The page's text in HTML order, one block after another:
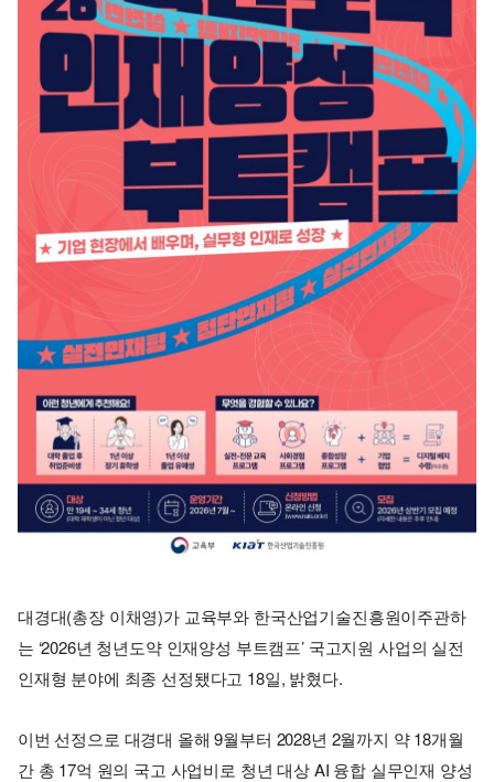
대경대(총장 이채영)가 교육부와 한국산업기술진흥원이주관하
는 ‘2026년 청년도약 인재양성 부트캠프’ 국고지원 사업의 실전
인재형 분야에 최종 선정됐다고 18일, 밝혔다.
이번 선정으로 대경대 올해 9월부터 2028년 2월까지 약 18개월
간 총 17억 원의 국고 사업비로 청년 대상 AI 융합 실무인재 양성